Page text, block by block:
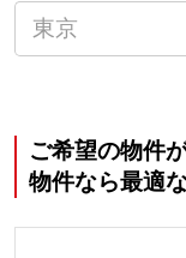
ご希望の物件
物件なら最適